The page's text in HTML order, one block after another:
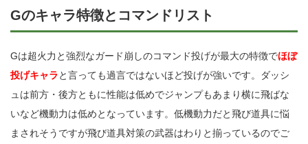
Gのキャラ特徴とコマンドリスト
Gは超火力と強烈なガード崩しのコマンド投げが最大の特徴でほぼ
投げキャラと言っても過言ではないほど投げが強いです。ダッシ
ュは前方・後方ともに性能は低めでジャンプもあまり横に飛ばな
いなど機動力は低めとなっています。低機動力だと飛び道具に悩
まされそうですが飛び道具対策の武器はわりと揃っているのでご